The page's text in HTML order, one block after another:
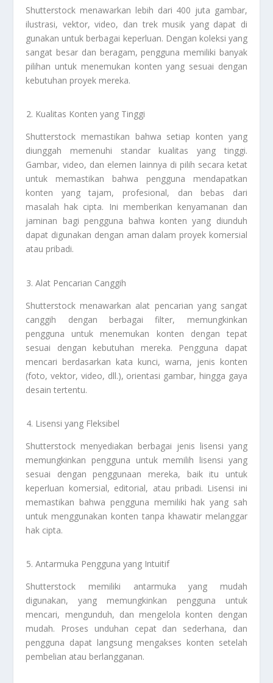
Shutterstock menawarkan lebih dari 400 juta gambar,
ilustrasi, vektor, video, dan trek musik yang dapat di
gunakan untuk berbagai keperluan. Dengan koleksi yang
sangat besar dan beragam, pengguna memiliki banyak
pilihan untuk menemukan konten yang sesuai dengan
kebutuhan proyek mereka.
Kualitas Konten yang Tinggi
Shutterstock memastikan bahwa setiap konten yang
diunggah memenuhi standar kualitas yang tinggi.
Gambar, video, dan elemen lainnya di pilih secara ketat
untuk memastikan bahwa pengguna mendapatkan
konten yang tajam, profesional, dan bebas dari
masalah hak cipta. Ini memberikan kenyamanan dan
jaminan bagi pengguna bahwa konten yang diunduh
dapat digunakan dengan aman dalam proyek komersial
atau pribadi.
Alat Pencarian Canggih
Shutterstock menawarkan alat pencarian yang sangat
canggih dengan berbagai filter, memungkinkan
pengguna untuk menemukan konten dengan tepat
sesuai dengan kebutuhan mereka. Pengguna dapat
mencari berdasarkan kata kunci, warna, jenis konten
(foto, vektor, video, dll.), orientasi gambar, hingga gaya
desain tertentu.
Lisensi yang Fleksibel
Shutterstock menyediakan berbagai jenis lisensi yang
memungkinkan pengguna untuk memilih lisensi yang
sesuai dengan penggunaan mereka, baik itu untuk
keperluan komersial, editorial, atau pribadi. Lisensi ini
memastikan bahwa pengguna memiliki hak yang sah
untuk menggunakan konten tanpa khawatir melanggar
hak cipta.
Antarmuka Pengguna yang Intuitif
Shutterstock memiliki antarmuka yang mudah
digunakan, yang memungkinkan pengguna untuk
mencari, mengunduh, dan mengelola konten dengan
mudah. Proses unduhan cepat dan sederhana, dan
pengguna dapat langsung mengakses konten setelah
pembelian atau berlangganan.